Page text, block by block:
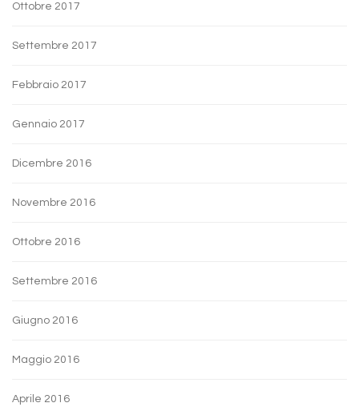
Ottobre 2017
Settembre 2017
Febbraio 2017
Gennaio 2017
Dicembre 2016
Novembre 2016
Ottobre 2016
Settembre 2016
Giugno 2016
Maggio 2016
Aprile 2016